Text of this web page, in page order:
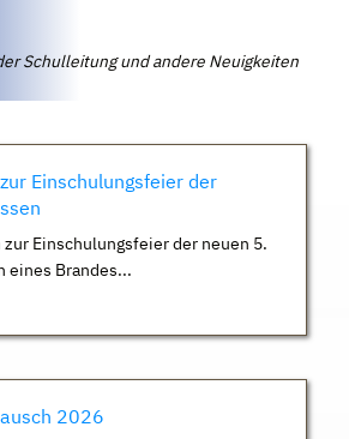
Schulleitung und andere Neuigkeiten
Einschulungsfeier der
Einschulungsfeier der neuen 5.
eines Brandes...
2026